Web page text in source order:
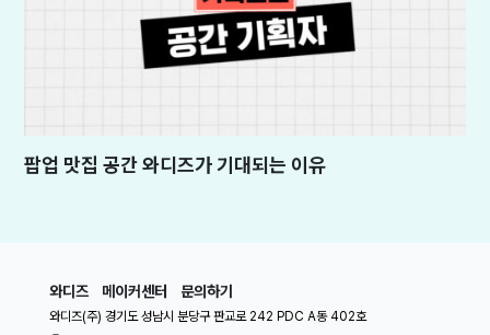
팝업 맛집 공간 와디즈가 기대되는 이유
와디즈 메이커센터 문의하기
와디즈(주) 경기도 성남시 분당구 판교로 242 PDC A동 402호